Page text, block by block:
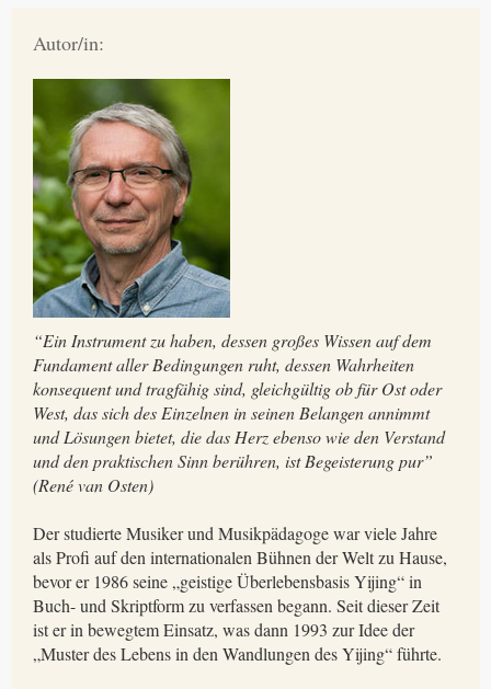
Autor/in:
“Ein Instrument zu haben, dessen großes Wissen auf dem
Fundament aller Bedingungen ruht, dessen Wahrheiten
konsequent und tragfähig sind, gleichgültig ob für Ost oder
West, das sich des Einzelnen in seinen Belangen annimmt
und Lösungen bietet, die das Herz ebenso wie den Verstand
und den praktischen Sinn berühren, ist Begeisterung pur”
(René van Osten)
Der studierte Musiker und Musikpädagoge war viele Jahre
als Profi auf den internationalen Bühnen der Welt zu Hause,
bevor er 1986 seine „geistige Überlebensbasis Yijing“ in
Buch- und Skriptform zu verfassen begann. Seit dieser Zeit
ist er in bewegtem Einsatz, was dann 1993 zur Idee der
„Muster des Lebens in den Wandlungen des Yijing“ führte.